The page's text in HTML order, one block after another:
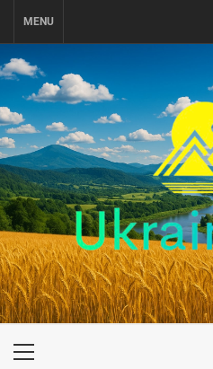
MENU
UKRAINE-IS
ПОДОРОЖI ПО УКРАЇНІ
Primary